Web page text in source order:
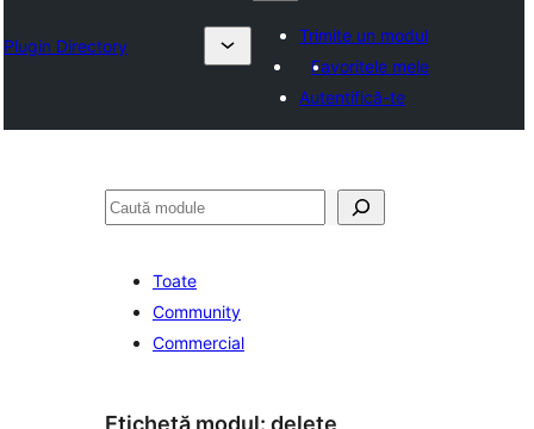
Plugin Directory
Trimite un modul
Favoritele mele
Autentifică-te
Caută
Toate
Community
Commercial
Etichetă modul: delete